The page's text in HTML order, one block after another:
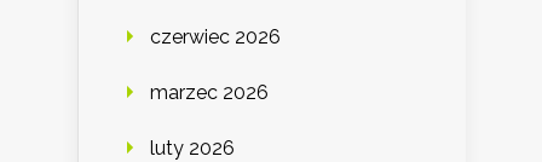
czerwiec 2026
marzec 2026
luty 2026